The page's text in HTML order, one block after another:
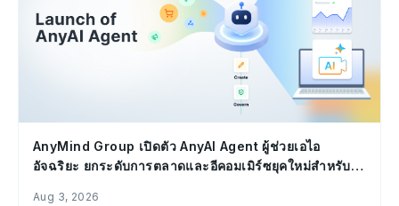
AnyMind Group เปิดตัว AnyAI Agent ผู้ช่วยเอไอ
อัจฉริยะ ยกระดับการตลาดและอีคอมเมิร์ซยุคใหม่สำหรับ
Aug 3, 2026